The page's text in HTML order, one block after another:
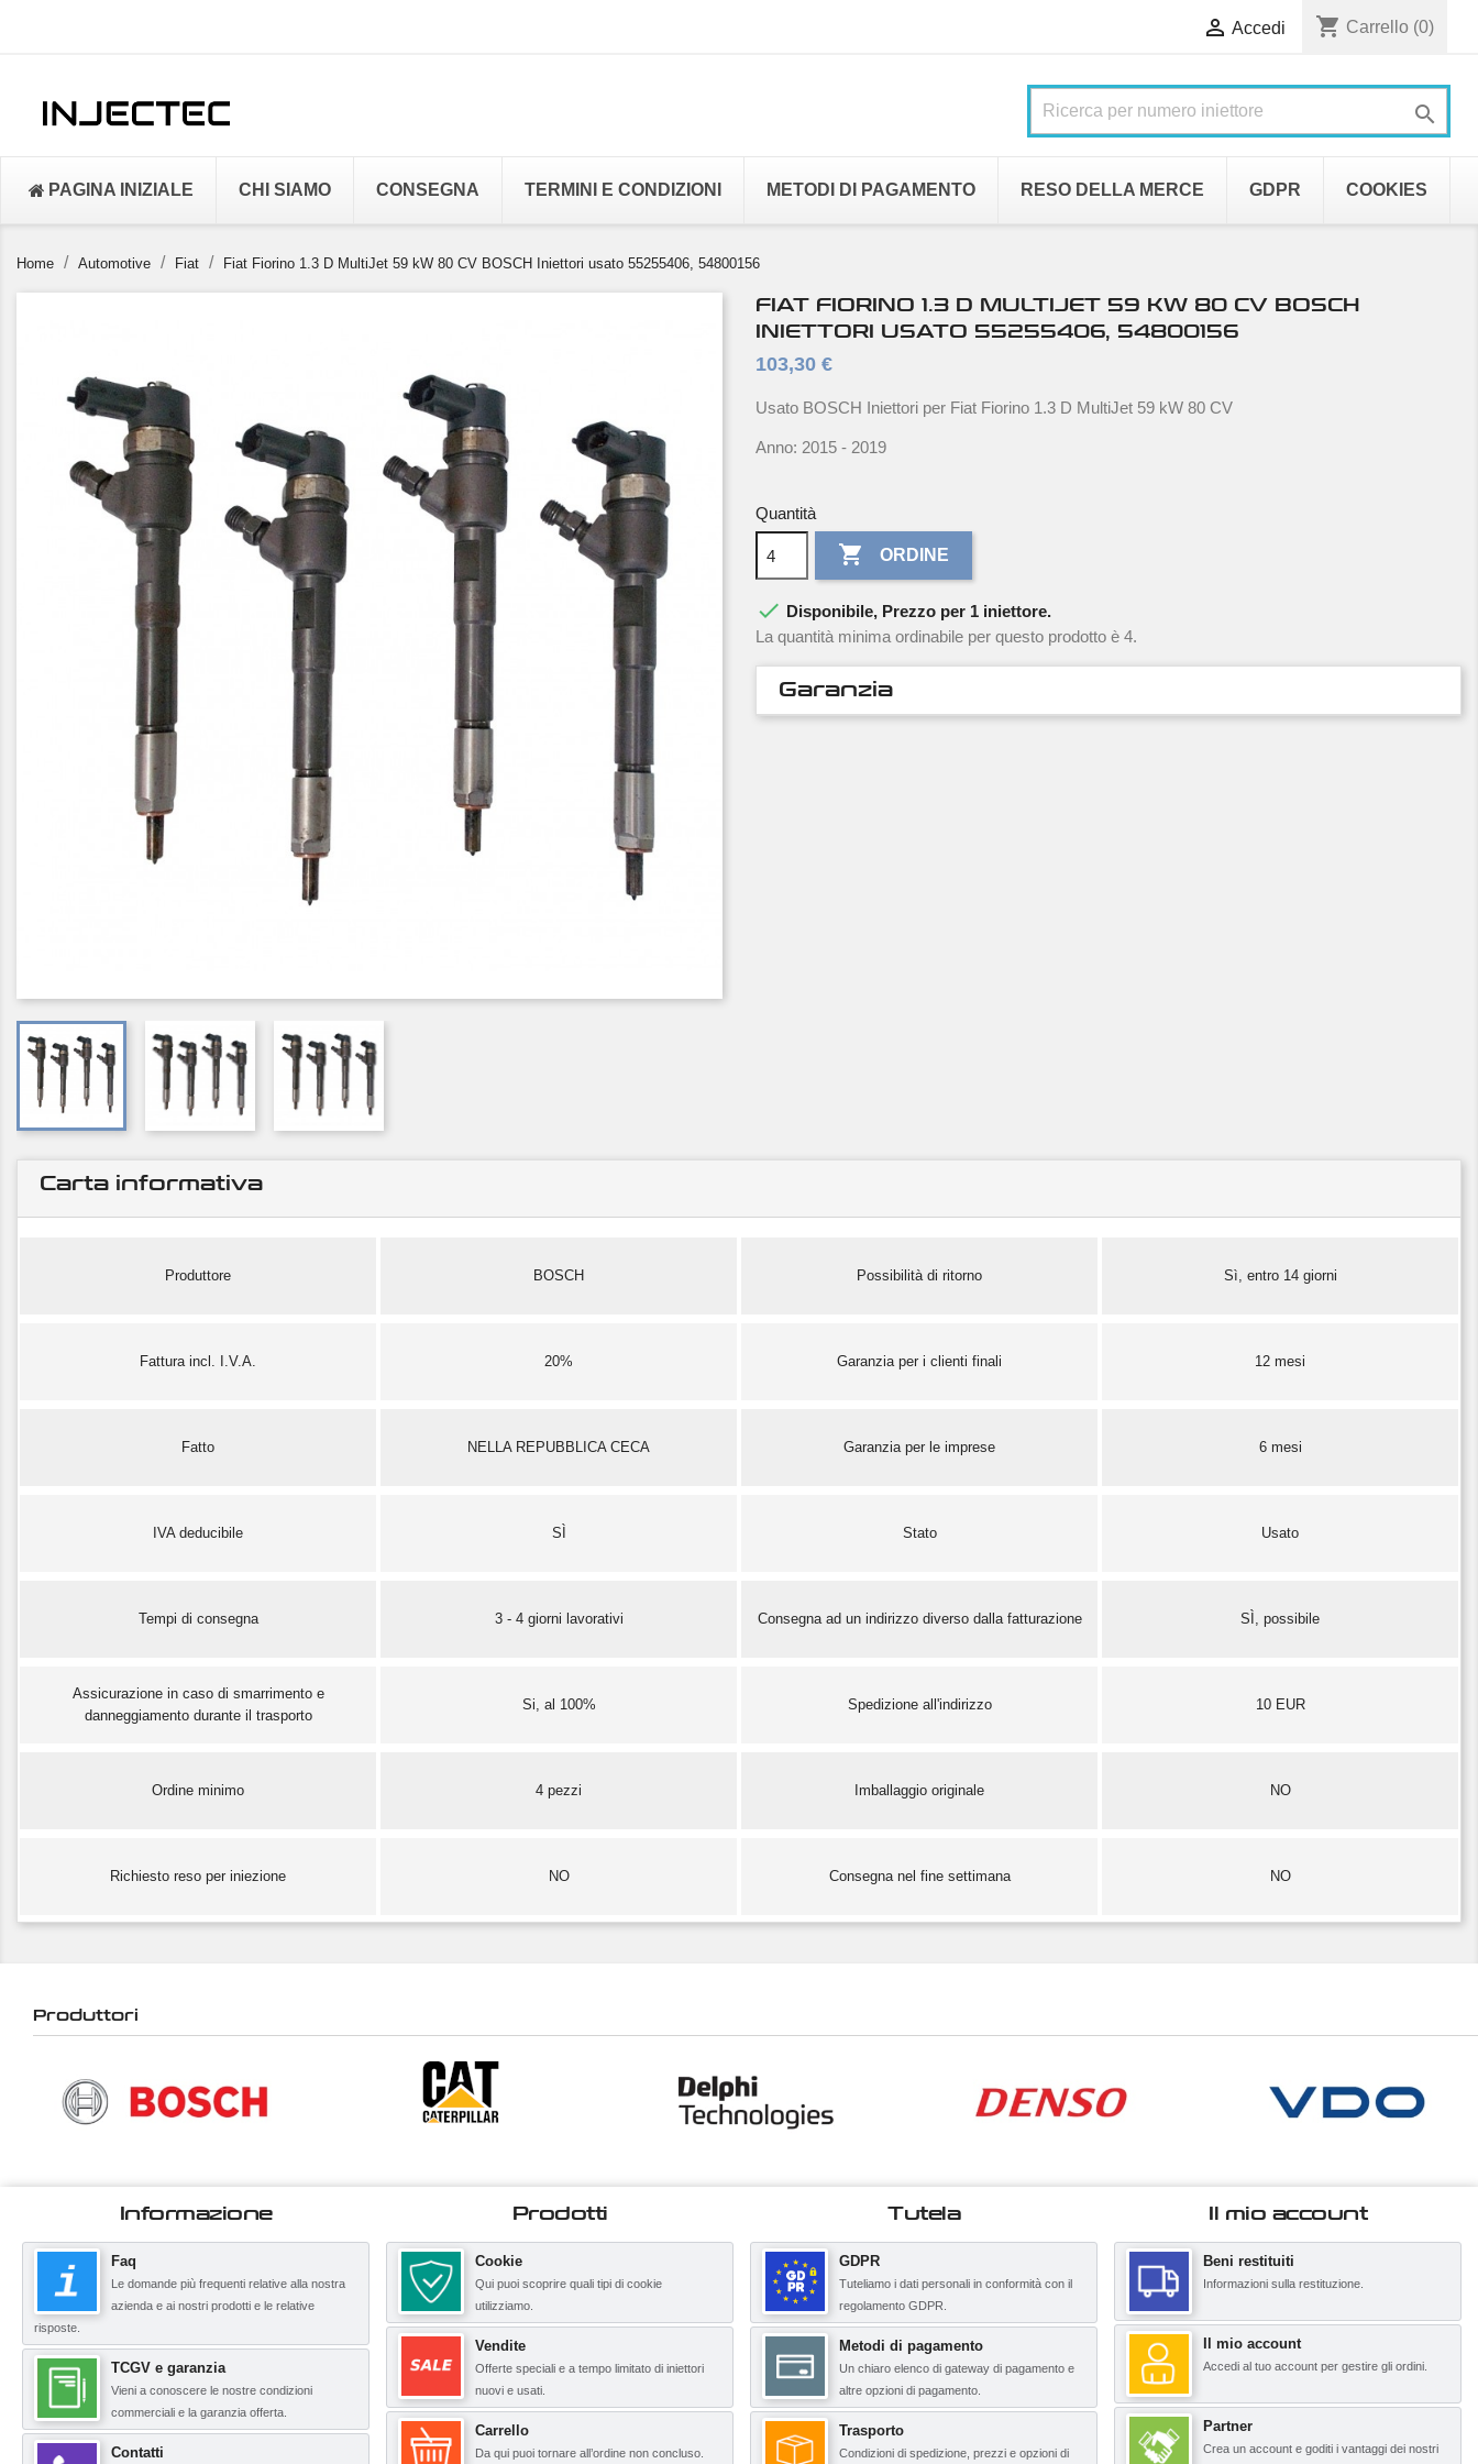
 Accedi shopping_cart Carrello (0)

PAGINA INIZIALE CHI SIAMO CONSEGNA TERMINI E CONDIZIONI METODI DI PAGAMENTO RESO DELLA MERCE GDPR COOKIES
Home Automotive Fiat Fiat Fiorino 1.3 D MultiJet 59 kW 80 CV BOSCH Iniettori usato 55255406, 54800156
FIAT FIORINO 1.3 D MULTIJET 59 KW 80 CV BOSCH
INIETTORI USATO 55255406, 54800156
103,30 €
Usato BOSCH Iniettori per Fiat Fiorino 1.3 D MultiJet 59 kW 80 CV
Anno: 2015 - 2019
Quantità
 ORDINE
 Disponibile, Prezzo per 1 iniettore.
La quantità minima ordinabile per questo prodotto è 4.
Garanzia
Carta informativa
Produttore BOSCH Possibilità di ritorno Sì, entro 14 giorni
Fattura incl. I.V.A. 20% Garanzia per i clienti finali 12 mesi
Fatto NELLA REPUBBLICA CECA Garanzia per le imprese 6 mesi
IVA deducibile SÌ Stato Usato
Tempi di consegna 3 - 4 giorni lavorativi Consegna ad un indirizzo diverso dalla fatturazione SÌ, possibile
Assicurazione in caso di smarrimento e
danneggiamento durante il trasporto
Si, al 100% Spedizione all'indirizzo 10 EUR
Ordine minimo 4 pezzi Imballaggio originale NO
Richiesto reso per iniezione NO Consegna nel fine settimana NO
Produttori
Informazione
Faq
Le domande più frequenti relative alla nostra
azienda e ai nostri prodotti e le relative
risposte.
TCGV e garanzia
Vieni a conoscere le nostre condizioni
commerciali e la garanzia offerta.
Contatti
Prodotti
Cookie
Qui puoi scoprire quali tipi di cookie
utilizziamo.
Vendite
Offerte speciali e a tempo limitato di iniettori
nuovi e usati.
Carrello
Da qui puoi tornare all’ordine non concluso.
Tutela
GDPR
Tuteliamo i dati personali in conformità con il
regolamento GDPR.
Metodi di pagamento
Un chiaro elenco di gateway di pagamento e
altre opzioni di pagamento.
Trasporto
Condizioni di spedizione, prezzi e opzioni di
Il mio account
Beni restituiti
Informazioni sulla restituzione.
Il mio account
Accedi al tuo account per gestire gli ordini.
Partner
Crea un account e goditi i vantaggi dei nostri